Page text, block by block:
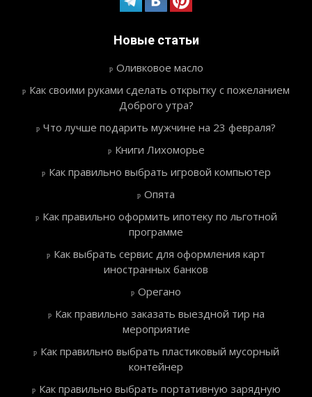
Новые статьи
Оливковое масло
Как своими руками сделать открытку с пожеланием
Доброго утра?
Что лучше подарить мужчине на 23 февраля?
Книги Лихоморье
Как правильно выбрать игровой компьютер
Опята
Как правильно оформить ипотеку по льготной
программе
Как выбрать сервис для оформления карт
иностранных банков
Орегано
Как правильно заказать выездной тир на
мероприятие
Как правильно выбрать пластиковый мусорный
контейнер
Как правильно выбрать портативную зарядную